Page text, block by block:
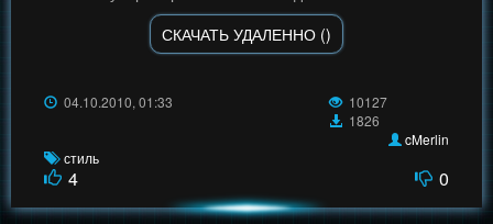
СКАЧАТЬ УДАЛЕННО ()
04.10.2010, 01:33
10127
1826
cMerlin
стиль
4 0